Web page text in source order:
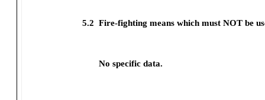
5.2 Fire-fighting means which must NOT be
No specific data.